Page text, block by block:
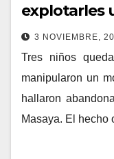
explotarles
3 NOVIEMBRE,
Tres niños
manipularon un
hallaron
Masaya. El